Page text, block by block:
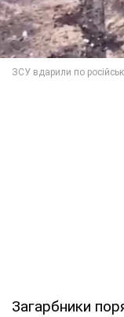
Загарбники